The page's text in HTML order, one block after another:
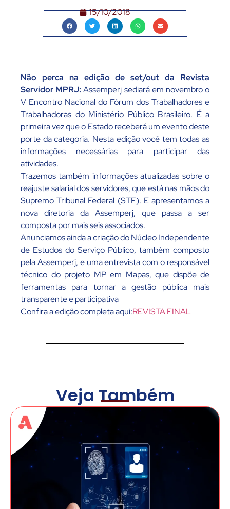
15/10/2018
Não perca na edição de set/out da Revista
Servidor MPRJ: Assemperj sediará em novembro o
V Encontro Nacional do Fórum dos Trabalhadores e
Trabalhadoras do Ministério Público Brasileiro. É a
primeira vez que o Estado receberá um evento deste
porte da categoria. Nesta edição você tem todas as
informações necessárias para participar das
atividades.
Trazemos também informações atualizadas sobre o
reajuste salarial dos servidores, que está nas mãos do
Supremo Tribunal Federal (STF). E apresentamos a
nova diretoria da Assemperj, que passa a ser
composta por mais seis associados.
Anunciamos ainda a criação do Núcleo Independente
de Estudos do Serviço Público, também composto
pela Assemperj, e uma entrevista com o responsável
técnico do projeto MP em Mapas, que dispõe de
ferramentas para tornar a gestão pública mais
transparente e participativa
Confira a edição completa aqui:REVISTA FINAL
Veja Também